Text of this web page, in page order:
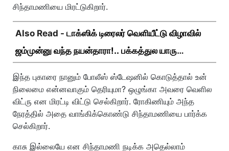
சிந்தாமணியை மிரட்டுகிறார்.
Also Read - டாக்ஸிக் டிரைலர் வெளியீட்டு விழாவில்
ஜம்முன்னு வந்த நயன்தாரா!.. பக்கத்துல யாரு
இந்த புகாரை நானும் போலீஸ் ஸ்டேஷனில் கொடுத்தால் உன்
நிலைமை என்னவாகும் தெரியுமா? ஒழுங்கா அவரை வெளில
விட்ரு என மிரட்டி விட்டு செல்கிறார். ரோகிணியும் அந்த
நேரத்தில் அதை வாங்கிக்கொண்டு சிந்தாமணியை பார்க்க
செல்கிறார்.
காசு இல்லையே என சிந்தாமணி நடிக்க அதெல்லாம்